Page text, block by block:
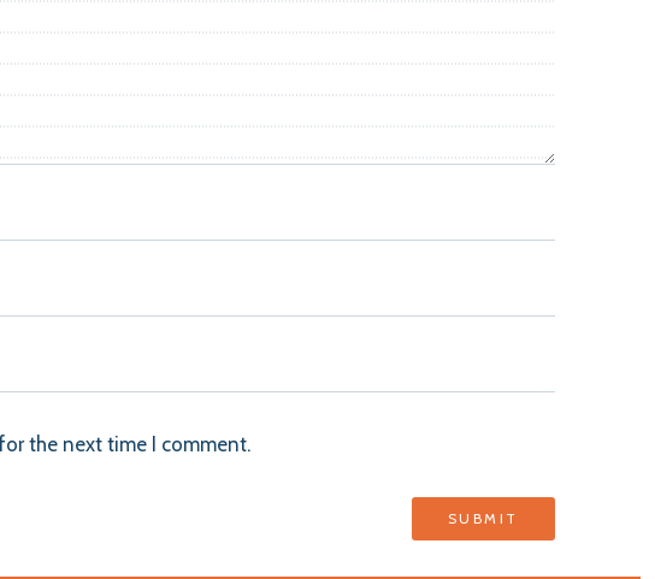
the next time I comment.